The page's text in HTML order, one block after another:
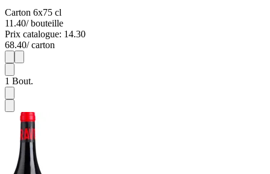
Carton 6x75 cl
11.40/ bouteille
Prix catalogue: 14.30
68.40/ carton
1
1 Bout.